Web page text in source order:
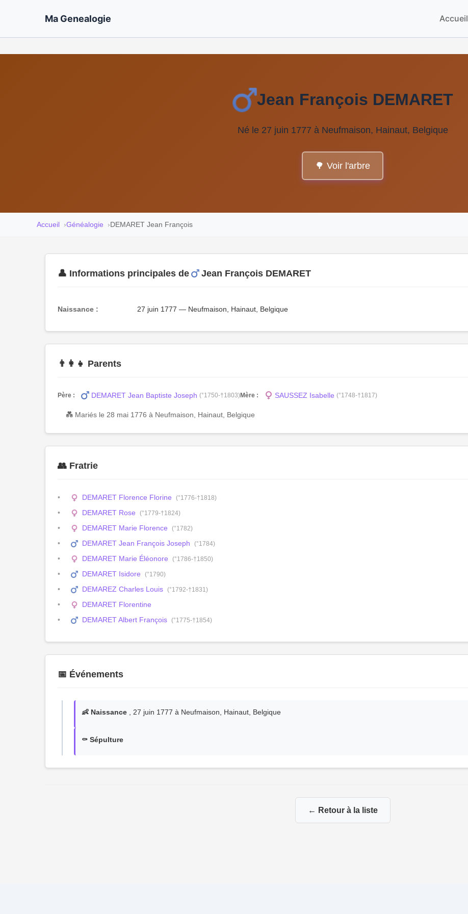
Ma Genealogie Accueil
Jean François DEMARET
Né le 27 juin 1777 à Neufmaison, Hainaut, Belgique
🌳 Voir l'arbre
Accueil Généalogie DEMARET Jean François
👤 Informations principales de Jean François DEMARET
Naissance : 27 juin 1777 — Neufmaison, Hainaut, Belgique
👨‍👩‍👧 Parents
Père : DEMARET Jean Baptiste Joseph (°1750-†1803)Mère : SAUSSEZ Isabelle (°1748-†1817)
💑 Mariés le 28 mai 1776 à Neufmaison, Hainaut, Belgique
👥 Fratrie
DEMARET Florence Florine (°1776-†1818)
DEMARET Rose (°1779-†1824)
DEMARET Marie Florence (°1782)
DEMARET Jean François Joseph (°1784)
DEMARET Marie Éléonore (°1786-†1850)
DEMARET Isidore (°1790)
DEMAREZ Charles Louis (°1792-†1831)
DEMARET Florentine
DEMARET Albert François (°1775-†1854)
📅 Événements
👶 Naissance , 27 juin 1777 à Neufmaison, Hainaut, Belgique
⚰️ Sépulture
← Retour à la liste